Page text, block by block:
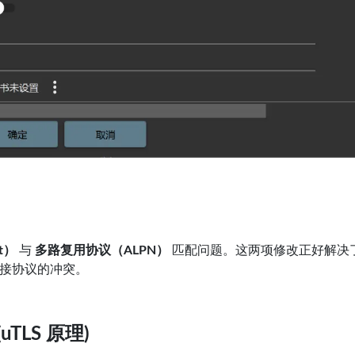
与 多路复用协议（ALPN）
匹配问题。这两项修改正好解决
协议的冲突。
原理)